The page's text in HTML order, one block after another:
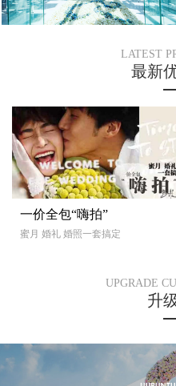
LATEST
最新
一价全包“嗨拍”
蜜月 婚礼 婚照一套搞定
UPGRADE
升